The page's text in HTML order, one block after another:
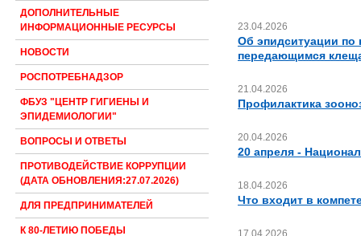
ДОПОЛНИТЕЛЬНЫЕ
ИНФОРМАЦИОННЫЕ РЕСУРСЫ
НОВОСТИ
РОСПОТРЕБНАДЗОР
ФБУЗ "ЦЕНТР ГИГИЕНЫ И
ЭПИДЕМИОЛОГИИ"
ВОПРОСЫ И ОТВЕТЫ
ПРОТИВОДЕЙСТВИЕ КОРРУПЦИИ
(ДАТА ОБНОВЛЕНИЯ:27.07.2026)
ДЛЯ ПРЕДПРИНИМАТЕЛЕЙ
К 80-ЛЕТИЮ ПОБЕДЫ
23.04.2026
Об эпидситуации по
передающимся
21.04.2026
Профилактика
20.04.2026
20 апреля -
18.04.2026
Что входит в
17.04.2026